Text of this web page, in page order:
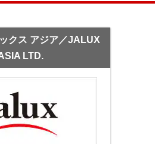
クス アジア／JALUX
LTD.